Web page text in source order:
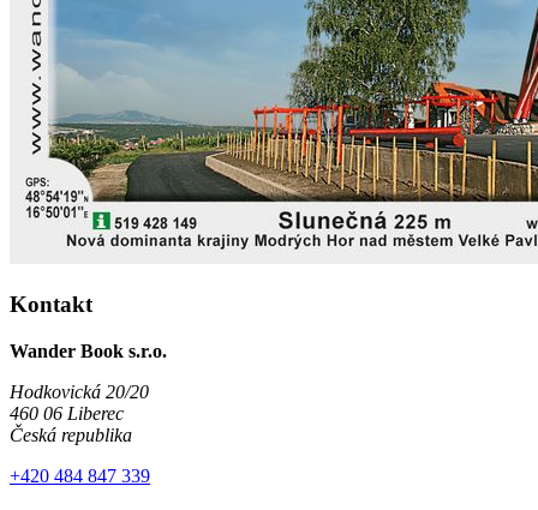
Kontakt
Wander Book s.r.o.
Hodkovická 20/20
460 06 Liberec
Česká republika
+420 484 847 339